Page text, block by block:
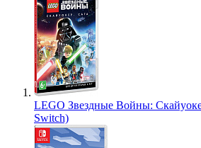
LEGO Звездные Войны:
Switch)